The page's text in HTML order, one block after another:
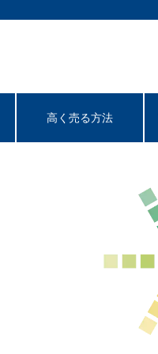
高く売る方法